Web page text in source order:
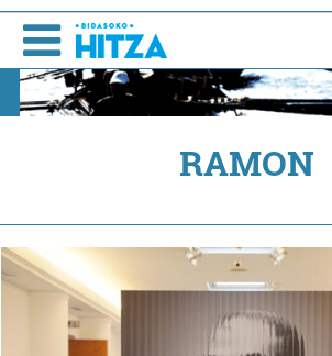
RAMON